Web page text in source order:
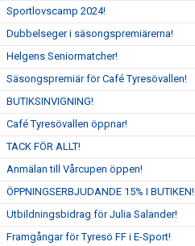
Sportlovscamp 2024!
Dubbelseger i säsongspremiärerna!
Helgens Seniormatcher!
Säsongspremiär för Café Tyresövallen!
BUTIKSINVIGNING!
Café Tyresövallen öppnar!
TACK FÖR ALLT!
Anmälan till Vårcupen öppen!
ÖPPNINGSERBJUDANDE 15% I BUTIKEN!
Utbildningsbidrag för Julia Salander!
Framgångar för Tyresö FF i E-Sport!